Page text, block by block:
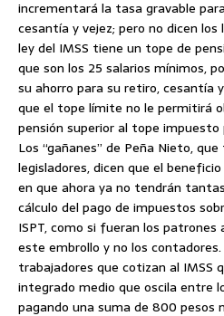
incrementará la tasa gravable
cesantía y vejez; pero no dicen
ley del IMSS tiene un tope de
que son los 25 salarios mínimos,
su ahorro para su retiro, cesantía
que el tope límite no le permitirá
pensión superior al tope impuesto
Los “gañanes” de Peña Nieto,
legisladores, dicen que el
en que ahora ya no tendrán
cálculo del pago de impuestos
ISPT, como si fueran los
este embrollo y no los
trabajadores que cotizan al IMSS
integrado medio que oscila entre
pagando una suma de 800 pesos